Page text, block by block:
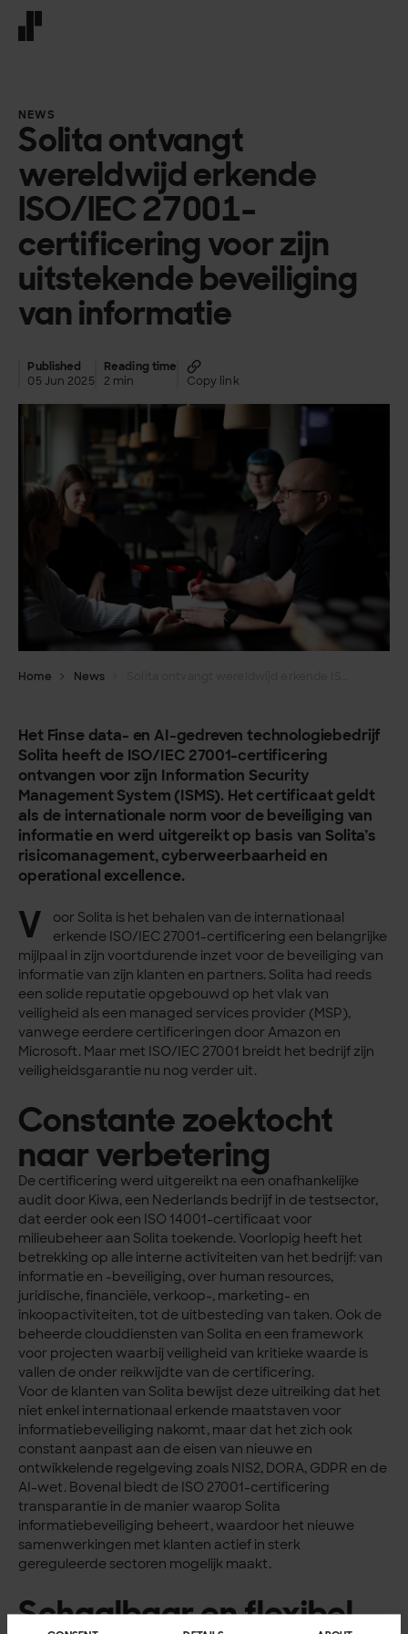
NEWS
Solita ontvangt
wereldwijd erkende
ISO/IEC 27001-
certificering voor zijn
uitstekende beveiliging
van informatie
Published
05 Jun 2025
Reading time
2 min
Copy link
Home News
Het Finse data- en AI-gedreven technologiebedrijf
Solita heeft de ISO/IEC 27001-certificering
ontvangen voor zijn Information Security
Management System (ISMS). Het certificaat geldt
als de internationale norm voor de beveiliging van
informatie en werd uitgereikt op basis van Solita’s
risicomanagement, cyberweerbaarheid en
operational excellence.
V
oor Solita is het behalen van de internationaal
erkende ISO/IEC 27001-certificering een belangrijke
mijlpaal in zijn voortdurende inzet voor de beveiliging van
informatie van zijn klanten en partners. Solita had reeds
een solide reputatie opgebouwd op het vlak van
veiligheid als een managed services provider (MSP),
vanwege eerdere certificeringen door Amazon en
Microsoft. Maar met ISO/IEC 27001 breidt het bedrijf zijn
veiligheidsgarantie nu nog verder uit.
Constante zoektocht
naar verbetering
De certificering werd uitgereikt na een onafhankelijke
audit door Kiwa, een Nederlands bedrijf in de testsector,
dat eerder ook een ISO 14001-certificaat voor
milieubeheer aan Solita toekende. Voorlopig heeft het
betrekking op alle interne activiteiten van het bedrijf: van
informatie en -beveiliging, over human resources,
juridische, financiële, verkoop-, marketing- en
inkoopactiviteiten, tot de uitbesteding van taken. Ook de
beheerde clouddiensten van Solita en een framework
voor projecten waarbij veiligheid van kritieke waarde is
vallen de onder reikwijdte van de certificering.
Voor de klanten van Solita bewijst deze uitreiking dat het
niet enkel internationaal erkende maatstaven voor
informatiebeveiliging nakomt, maar dat het zich ook
constant aanpast aan de eisen van nieuwe en
ontwikkelende regelgeving zoals NIS2, DORA, GDPR en de
AI-wet. Bovenal biedt de ISO 27001-certificering
transparantie in de manier waarop Solita
informatiebeveiliging beheert, waardoor het nieuwe
samenwerkingen met klanten actief in sterk
gereguleerde sectoren mogelijk maakt.
Schaalbaar en flexibel